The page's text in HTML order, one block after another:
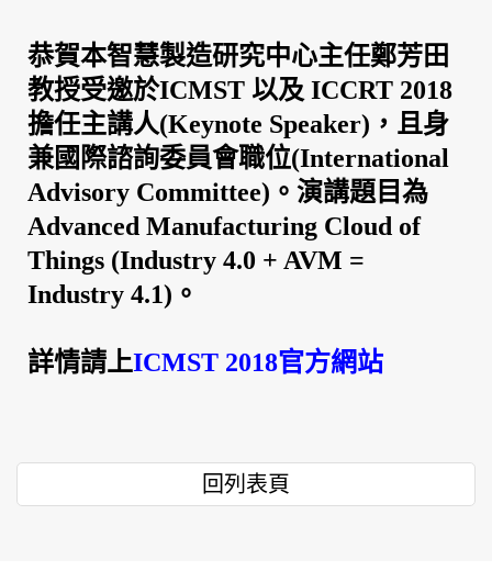
恭賀本智慧製造研究中心主任鄭芳田
教授受邀於ICMST 以及 ICCRT 2018
擔任主講人(Keynote Speaker)， 且身
兼國際諮詢委員會職位(International
Advisory Committee) 。演講題目為
Advanced Manufacturing Cloud of
Things (Industry 4.0 + AVM =
Industry 4.1) 。
詳情請上ICMST 2018官方網站
回列表頁